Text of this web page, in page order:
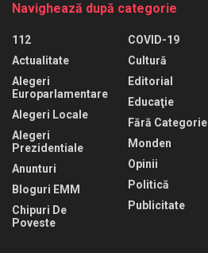
Navighează după categorie
112
Actualitate
Alegeri
Europarlamentare
Alegeri Locale
Alegeri
Prezidentiale
Anunturi
Bloguri EMM
Chipuri De
Poveste
COVID-19
Cultură
Editorial
Educaţie
Fără Categorie
Monden
Opinii
Politică
Publicitate